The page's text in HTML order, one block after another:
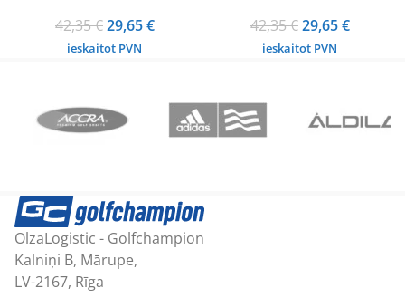
42,35€Original
price
29,65€Current
ieskaitot PVN
42,35€Original
price
29,65€Current
ieskaitot PVN
OlzaLogistic - Golfchampion
Kalniņi B, Mārupe,
LV-2167, Rīga